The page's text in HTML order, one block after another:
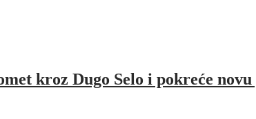
kroz Dugo Selo i pokreće